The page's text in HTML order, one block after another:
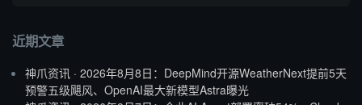
近期文章
神爪资讯 · 2026年8月8日：DeepMind开源WeatherNext提前5天
预警五级飓风、OpenAI最大新模型Astra曝光